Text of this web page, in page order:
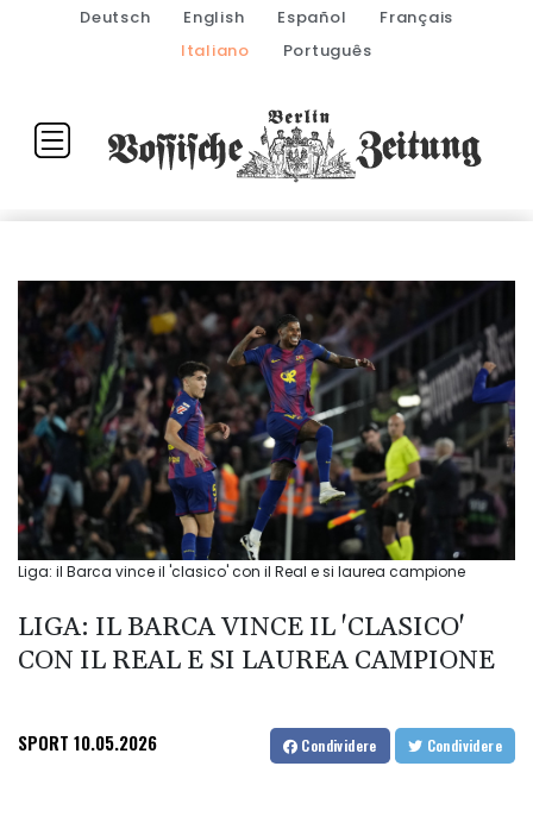
Deutsch English Español
Français
Italiano
Português
Liga: il Barca vince il 'clasico' con il Real e si laurea campione
LIGA: IL BARCA VINCE IL 'CLASICO'
CON IL REAL E SI LAUREA CAMPIONE
SPORT 10.05.2026 Condividere Condividere